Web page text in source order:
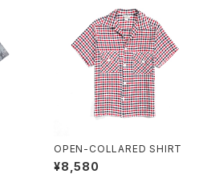
OPEN-COLLARED SHIRT
¥8,580